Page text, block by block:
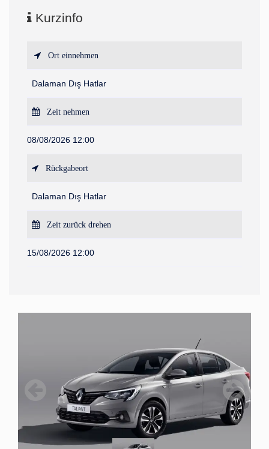
Kurzinfo
Ort einnehmen
Dalaman Dış Hatlar
Zeit nehmen
08/08/2026 12:00
Rückgabeort
Dalaman Dış Hatlar
Zeit zurück drehen
15/08/2026 12:00
Previous Next